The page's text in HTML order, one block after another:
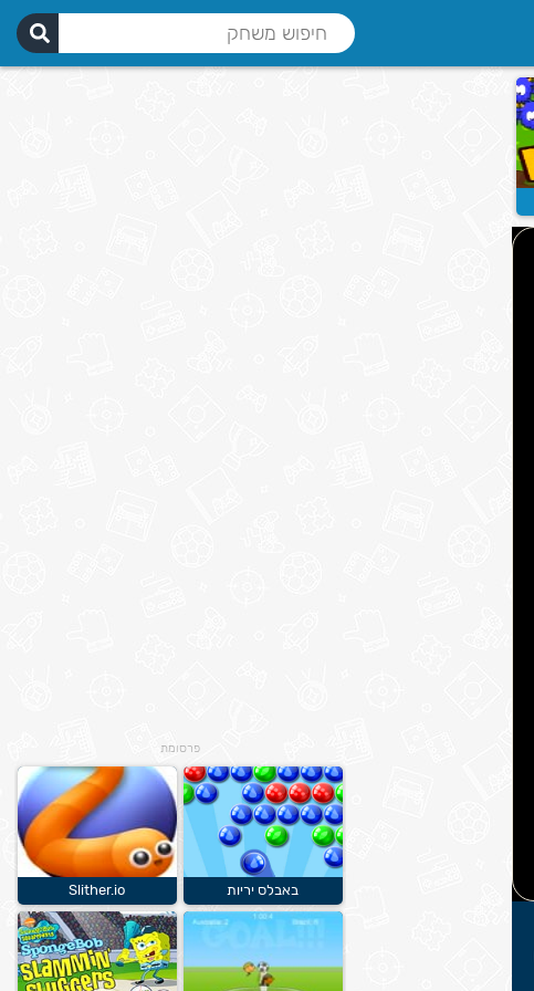
פרסומת
באבלס יריות Slither.io